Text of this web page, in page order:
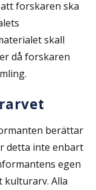
forskaren ska
skall
då forskaren
berättar
detta inte enbart
egen
kulturarv. Alla